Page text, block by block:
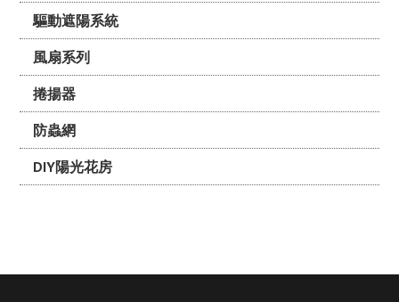
驅動遮陽系統
風扇系列
捲揚器
防蟲網
DIY陽光花房